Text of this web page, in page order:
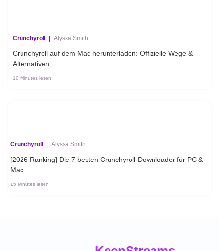
Crunchyroll | Alyssa Smith
Crunchyroll auf dem Mac herunterladen: Offizielle Wege &
Alternativen
10 Minutes lesen
Crunchyroll | Alyssa Smith
[2026 Ranking] Die 7 besten Crunchyroll-Downloader für PC &
Mac
15 Minutes lesen